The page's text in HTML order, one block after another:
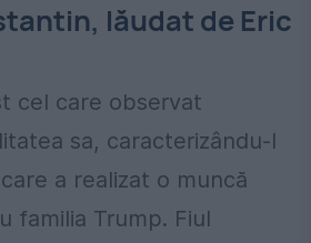
lăudat de Eric
cel care observat
sa, caracterizându-l
a realizat o muncă
familia Trump. Fiul